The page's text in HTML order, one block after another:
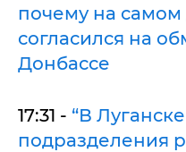
почему на самом
согласился на
Донбассе
17:31 - “В
подразделения